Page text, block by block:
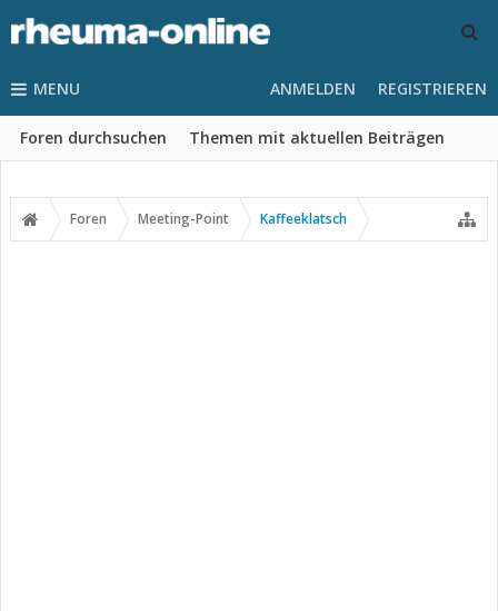
MENU
Foren durchsuchen Themen mit aktuellen Beiträgen
ANMELDEN REGISTRIEREN
Foren Meeting-Point Kaffeeklatsch